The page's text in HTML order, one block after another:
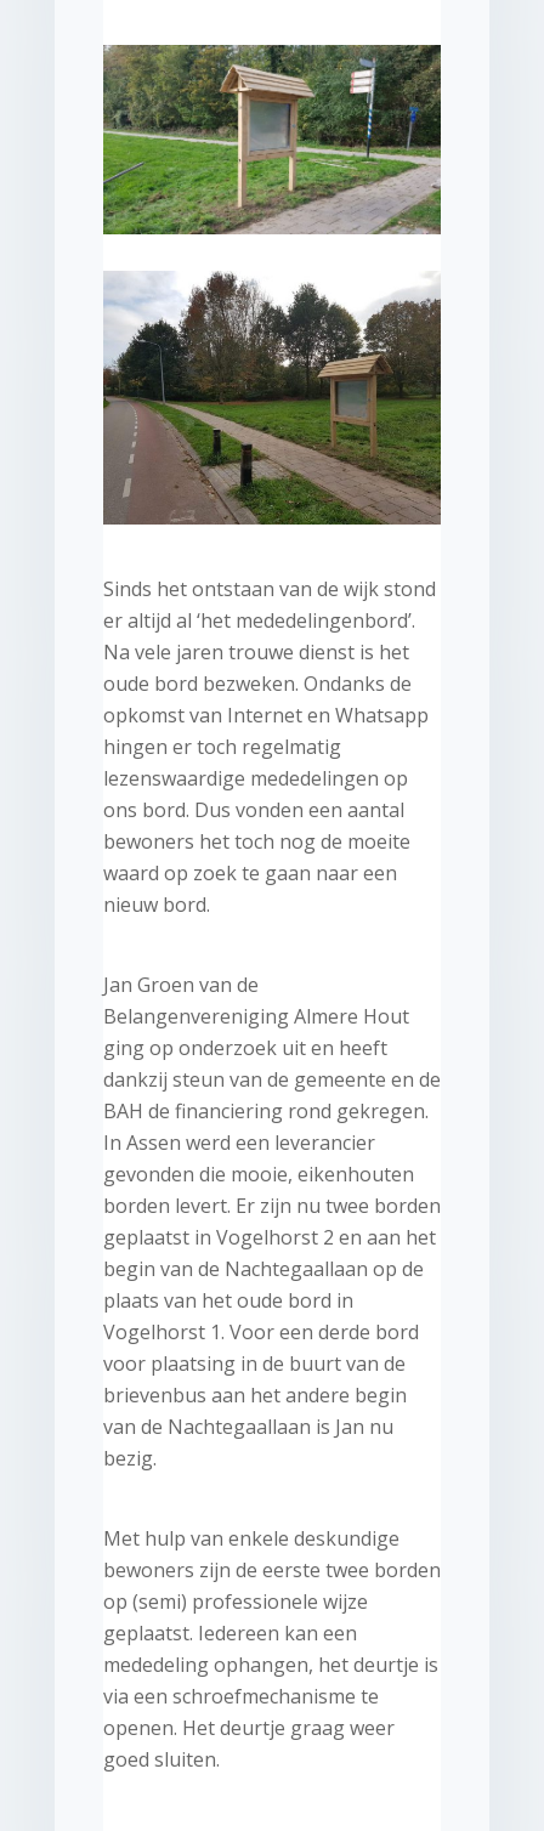
Sinds het ontstaan van de wijk stond
er altijd al ‘het mededelingenbord’.
Na vele jaren trouwe dienst is het
oude bord bezweken. Ondanks de
opkomst van Internet en Whatsapp
hingen er toch regelmatig
lezenswaardige mededelingen op
ons bord. Dus vonden een aantal
bewoners het toch nog de moeite
waard op zoek te gaan naar een
nieuw bord.
Jan Groen van de
Belangenvereniging Almere Hout
ging op onderzoek uit en heeft
dankzij steun van de gemeente en de
BAH de financiering rond gekregen.
In Assen werd een leverancier
gevonden die mooie, eikenhouten
borden levert. Er zijn nu twee borden
geplaatst in Vogelhorst 2 en aan het
begin van de Nachtegaallaan op de
plaats van het oude bord in
Vogelhorst 1. Voor een derde bord
voor plaatsing in de buurt van de
brievenbus aan het andere begin
van de Nachtegaallaan is Jan nu
bezig.
Met hulp van enkele deskundige
bewoners zijn de eerste twee borden
op (semi) professionele wijze
geplaatst. Iedereen kan een
mededeling ophangen, het deurtje is
via een schroefmechanisme te
openen. Het deurtje graag weer
goed sluiten.